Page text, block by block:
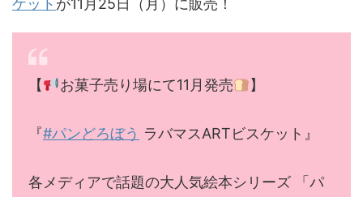
ケット が11月25日（月）に販売！
【 お菓子売り場にて11月発売 】
『#パンどろぼう ラバマスARTビスケット』
各メディアで話題の大人気絵本シリーズ 「パ